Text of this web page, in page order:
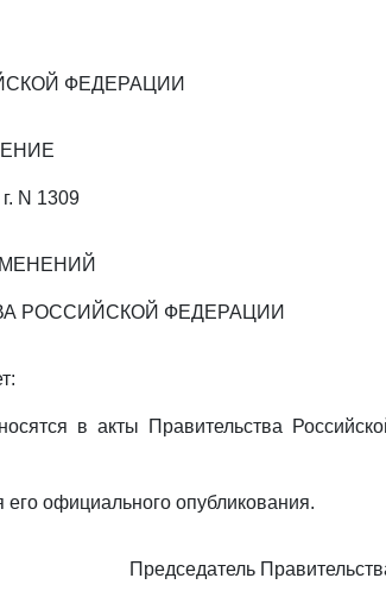
ФЕДЕРАЦИИ
N 1309
РОССИЙСКОЙ ФЕДЕРАЦИИ
в акты Правительства
официального опубликования.
Председатель